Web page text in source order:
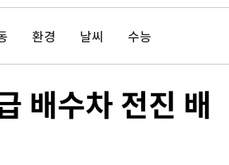
환경 날씨 수능
배수차 전진 배